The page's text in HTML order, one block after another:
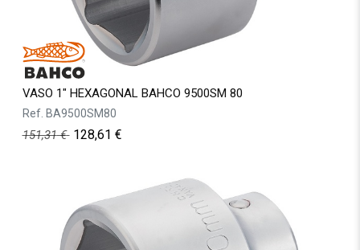
VASO 1" HEXAGONAL BAHCO 9500SM 80
Ref. BA9500SM80
151,31€ 128,61 €